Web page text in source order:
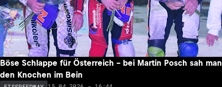
Böse Schlappe für Österreich – bei Martin Posch sah man
den Knochen im Bein